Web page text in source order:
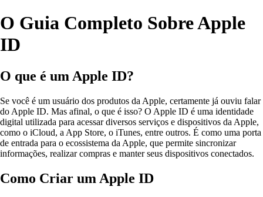
O Guia Completo Sobre Apple
ID
O que é um Apple ID?
Se você é um usuário dos produtos da Apple, certamente já ouviu falar
do Apple ID. Mas afinal, o que é isso? O Apple ID é uma identidade
digital utilizada para acessar diversos serviços e dispositivos da Apple,
como o iCloud, a App Store, o iTunes, entre outros. É como uma porta
de entrada para o ecossistema da Apple, que permite sincronizar
informações, realizar compras e manter seus dispositivos conectados.
Como Criar um Apple ID